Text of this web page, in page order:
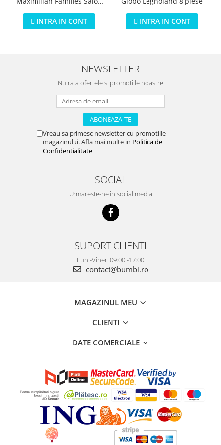
INTRA IN CONT
INTRA IN CONT
NEWSLETTER
Nu rata ofertele si promotiile noastre
Vreau sa primesc newsletter cu promotiile
magazinului. Afla mai multe in Politica de
Confidentialitate
SOCIAL
Urmareste-ne in social media
SUPORT CLIENTI
Luni-Vineri 09:00 -17:00
contact@bumbi.ro
MAGAZINUL MEU
CLIENTI
DATE COMERCIALE